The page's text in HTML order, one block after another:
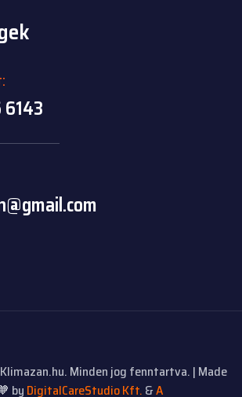
Minden jog fenntartva. | Made
by DigitalCareStudio Kft. &A